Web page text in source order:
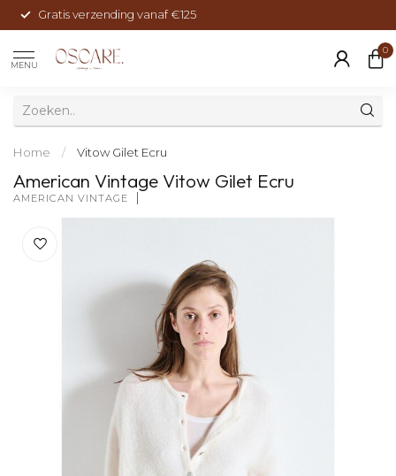
Gratis verzending vanaf €125
MENU
0
Home / Vitow Gilet Ecru
American Vintage Vitow Gilet Ecru
AMERICAN VINTAGE